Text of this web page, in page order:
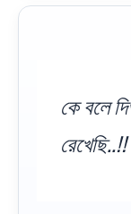
কে বলে